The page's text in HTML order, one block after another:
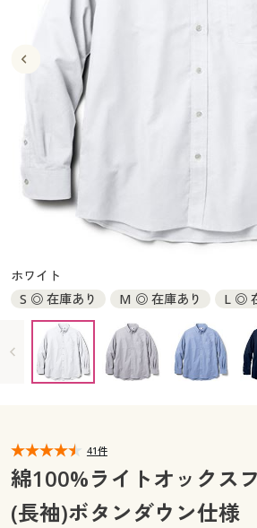
寝具・ベッド
カーテン・ラグ・ファブリック
美容・健康・サプリメント
制服・スクールすべて
制服・学生服
ジュニア・ティーンズ下着
大きいサイズ
大きいサイズ通販すべて
大きいサイズ レディース服
大きいサイズ レディース下着
大きいサイズ メンズ
大きいサイズ 事務・制服
バーゲン
バーゲンセール
シークレットセール
詳細検索
商品カテゴリ一覧
カタログ・チラシからのご注文
デジタルカタログ
カタログ無料プレゼント
マイページ
閲覧履歴
カーテン・ラグ・ファブリック
制服・学生服
ジュニア・ティーンズ下着
大きいサイズ通販すべて
大きいサイズ レディース服
大きいサイズ レディース下着
大きいサイズ メンズ
大きいサイズ 事務・制服
バーゲン
バーゲンセール
シークレットセール
詳細検索
商品カテゴリ一覧
カタログ
カタログ・チラシからのご注文
カタログ無料プレゼント
会員メニュー
閲覧履歴
お気に入り
ホワイト
S ◎ 在庫あり
M ◎ 在庫あり
L ◎
LL ◎ 在庫あり
3L ◎ 在庫あり
41件
綿100%ライトオックス
(長袖)ボタンダウン仕様